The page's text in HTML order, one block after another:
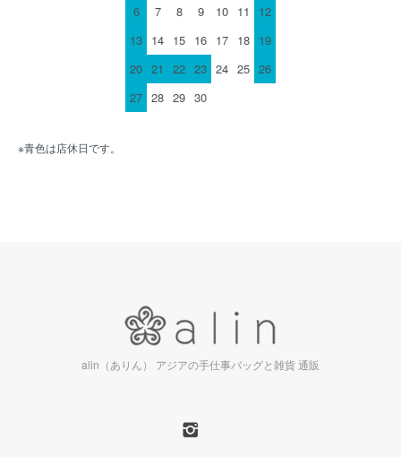
6
7 8 9 10 11
12
13 14 15 16 17 18 19
20 21 22 23 24 25 26
27 28 29 30
※青色は店休日です。
alin（ありん） アジアの手仕事バッグと雑貨 通販